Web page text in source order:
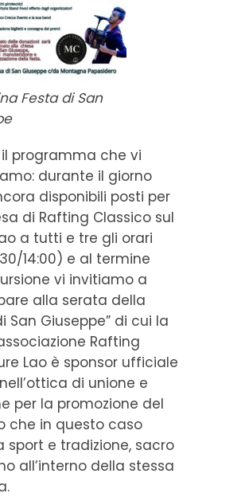
Festa di San
programma che vi
durante il giorno
disponibili posti per
di Rafting Classico sul
a tutti e tre gli orari
14:00) e al termine
vi invitiamo a
alla serata della
San Giuseppe” di cui la
Rafting
Lao è sponsor ufficiale
di unione e
per la promozione del
che in questo caso
sport e tradizione, sacro
all’interno della stessa